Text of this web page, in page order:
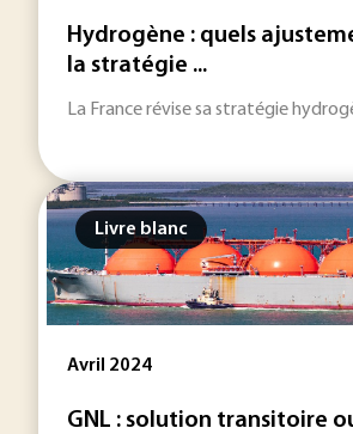
Hydrogène : quels
la stratégie ...
La France révise sa stratégie
Livre blanc
Avril 2024
GNL : solution transitoire